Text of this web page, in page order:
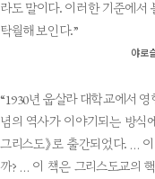
라도 말이다. 이러한 기준에서
탁월해 보인다.”
야로
“1930년 웁살라 대학교에서
념의 역사가 이야기되는 방식
그리스도》로 출간되었다. …
까? … 이 책은 그리스도교의